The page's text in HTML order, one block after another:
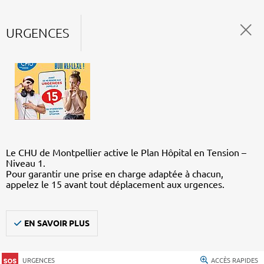
URGENCES
Le CHU de Montpellier active le Plan Hôpital en Tension –
Niveau 1.
Pour garantir une prise en charge adaptée à chacun,
appelez le 15 avant tout déplacement aux urgences.
EN SAVOIR PLUS
URGENCES ACCÈS RAPIDES